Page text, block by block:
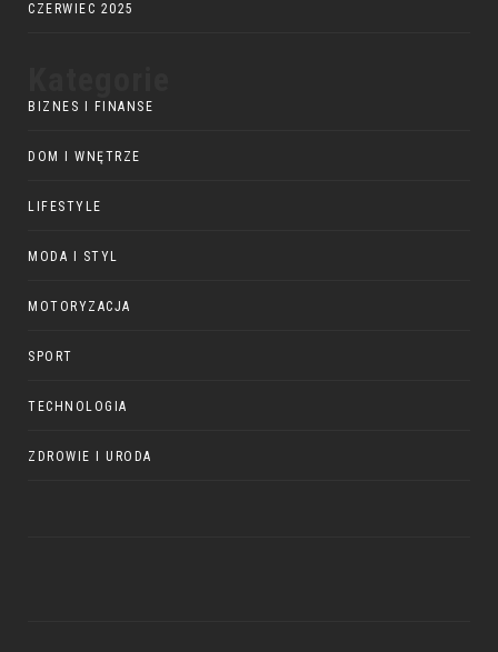
CZERWIEC 2025
BIZNES I FINANSE
DOM I WNĘTRZE
LIFESTYLE
MODA I STYL
MOTORYZACJA
SPORT
TECHNOLOGIA
ZDROWIE I URODA